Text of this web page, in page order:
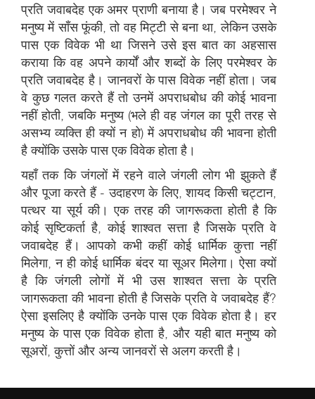
प्रति जवाबदेह एक अमर प्राणी बनाया है। जब परमेश्वर ने
मनुष्य में साँस फूंकी, तो वह मिट्टी से बना था, लेकिन उसके
पास एक विवेक भी था जिसने उसे इस बात का अहसास
कराया कि वह अपने कार्यों और शब्दों के लिए परमेश्वर के
प्रति जवाबदेह है। जानवरों के पास विवेक नहीं होता। जब
वे कुछ गलत करते हैं तो उनमें अपराधबोध की कोई भावना
नहीं होती, जबकि मनुष्य (भले ही वह जंगल का पूरी तरह से
असभ्य व्यक्ति ही क्यों न हो) में अपराधबोध की भावना होती
है क्योंकि उसके पास एक विवेक होता है।
यहाँ तक कि जंगलों में रहने वाले जंगली लोग भी झुकते हैं
और पूजा करते हैं - उदाहरण के लिए, शायद किसी चट्टान,
पत्थर या सूर्य की। एक तरह की जागरूकता होती है कि
कोई सृष्टिकर्ता है, कोई शाश्वत सत्ता है जिसके प्रति वे
जवाबदेह हैं। आपको कभी कहीं कोई धार्मिक कुत्ता नहीं
मिलेगा, न ही कोई धार्मिक बंदर या सूअर मिलेगा। ऐसा क्यों
है कि जंगली लोगों में भी उस शाश्वत सत्ता के प्रति
जागरूकता की भावना होती है जिसके प्रति वे जवाबदेह हैं?
ऐसा इसलिए है क्योंकि उनके पास एक विवेक होता है। हर
मनुष्य के पास एक विवेक होता है, और यही बात मनुष्य को
सूअरों, कुत्तों और अन्य जानवरों से अलग करती है।